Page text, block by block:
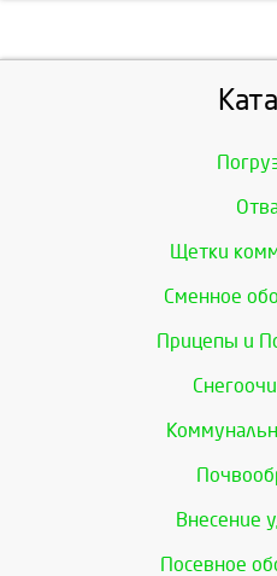
Щетки
Сменное
Прицепы и
Внесение
Посевное